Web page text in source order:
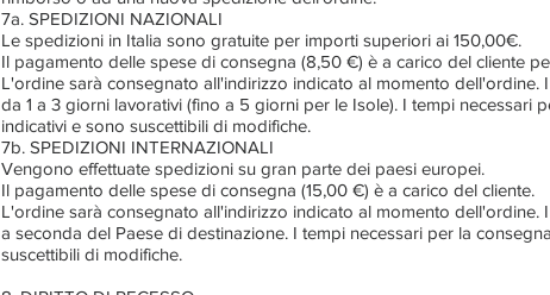
7a. SPEDIZIONI NAZIONALI
Le spedizioni in Italia sono gratuite per importi superiori ai 150,00€.
Il pagamento delle spese di consegna (8,50 €) è a carico del cliente
L'ordine sarà consegnato all'indirizzo indicato al momento
da 1 a 3 giorni lavorativi (fino a 5 giorni per le Isole). I tempi necessari
indicativi e sono suscettibili di modifiche.
7b. SPEDIZIONI INTERNAZIONALI
Vengono effettuate spedizioni su gran parte dei paesi europei.
Il pagamento delle spese di consegna (15,00 €) è a carico del cliente.
L'ordine sarà consegnato all'indirizzo indicato al momento
a seconda del Paese di destinazione. I tempi necessari per la
suscettibili di modifiche.